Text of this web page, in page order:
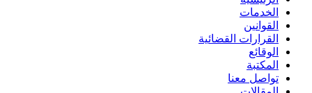
الخدمات
القوانين
القرارات القضائية
الوقائع
المكتبة
تواصل معنا